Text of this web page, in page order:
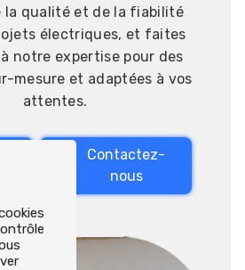
la qualité et de la fiabilité
électriques, et faites
notre expertise pour des
mesure et adaptées à vos
attentes.
Contactez-
nous